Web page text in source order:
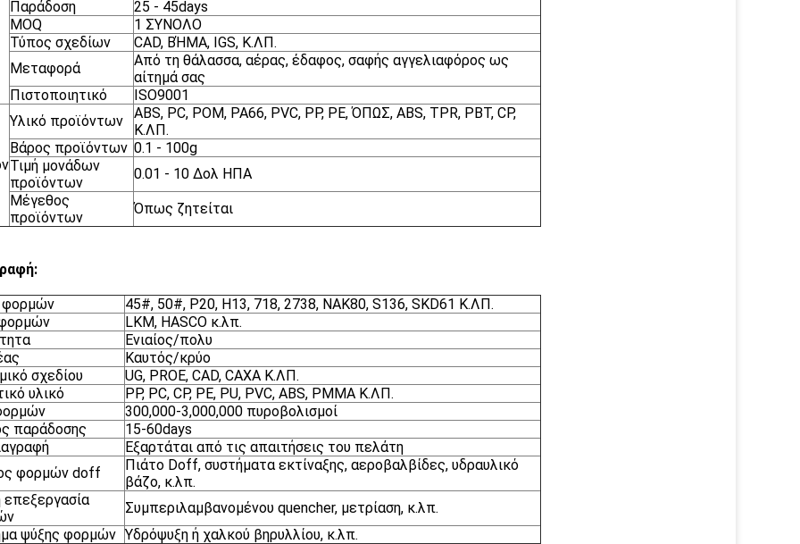
Παράδοση
25 - 45days
MOQ
1 ΣΥΝΟΛΟ
Τύπος σχεδίων
CAD, ΒΉΜΑ, IGS, Κ.ΛΠ.
Μεταφορά
Από τη θάλασσα, αέρας, έδαφος, σαφής αγγελιαφόρος ως
αίτημά σας
Πιστοποιητικό
ISO9001
Υλικό προϊόντων
ABS, PC, POM, PA66, PVC, PP, PE, ΌΠΩΣ, ABS, TPR, PBT, CP,
Κ.ΛΠ.
Βάρος προϊόντων 0.1 - 100g
Τιμή μονάδων
προϊόντων
0.01 - 10 Δολ ΗΠΑ
Μέγεθος
προϊόντων
Όπως ζητείται
φορμών
45#, 50#, P20, H13, 718, 2738, NAK80, S136, SKD61 Κ.ΛΠ.
LKM, HASCO κ.λπ.
Ενιαίος/πολυ
Καυτός/κρύο
σχεδίου
UG, PROE, CAD, CAXA Κ.ΛΠ.
υλικό
PP, PC, CP, PE, PU, PVC, ABS, PMMA Κ.ΛΠ.
300,000-3,000,000 πυροβολισμοί
παράδοσης
15-60days
Εξαρτάται από τις απαιτήσεις του πελάτη
φορμών doff
Πιάτο Doff, συστήματα εκτίναξης, αεροβαλβίδες, υδραυλικό
βάζο, κ.λπ.
επεξεργασία
Συμπεριλαμβανομένου quencher, μετρίαση, κ.λπ.
ψύξης φορμών Υδρόψυξη ή χαλκού βηρυλλίου, κ.λπ.